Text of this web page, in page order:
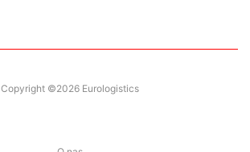
Copyright ©2026 Eurologistics